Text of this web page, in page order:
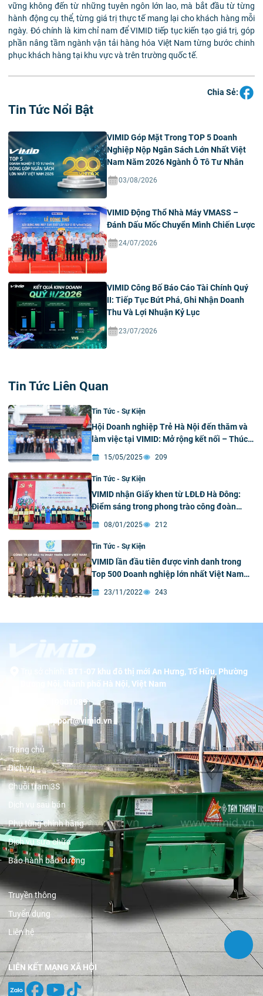
vững không đến từ những tuyên ngôn lớn lao, mà bắt đầu từ từng
hành động cụ thể, từng giá trị thực tế mang lại cho khách hàng mỗi
ngày. Đó chính là kim chỉ nam để VIMID tiếp tục kiến tạo giá trị, góp
phần nâng tầm ngành vận tải hàng hóa Việt Nam từng bước chinh
phục khách hàng tại khu vực và trên trường quốc tế.
Chia Sẻ:
Tin Tức Nổi Bật
VIMID Góp Mặt Trong TOP 5 Doanh
Nghiệp Nộp Ngân Sách Lớn Nhất Việt
Nam Năm 2026 Ngành Ô Tô Tư Nhân
03/08/2026
VIMID Động Thổ Nhà Máy VMASS –
Đánh Dấu Mốc Chuyển Mình Chiến Lược
24/07/2026
VIMID Công Bố Báo Cáo Tài Chính Quý
II: Tiếp Tục Bứt Phá, Ghi Nhận Doanh
Thu Và Lợi Nhuận Kỷ Lục
23/07/2026
Tin Tức Liên Quan
Tin Tức - Sự Kiện
Hội Doanh nghiệp Trẻ Hà Nội đến thăm và
làm việc tại VIMID: Mở rộng kết nối – Thúc
15/05/2025 209
Tin Tức - Sự Kiện
VIMID nhận Giấy khen từ LĐLĐ Hà Đông:
Điểm sáng trong phong trào công đoàn
08/01/2025 212
Tin Tức - Sự Kiện
VIMID lần đầu tiên được vinh danh trong
Top 500 Doanh nghiệp lớn nhất Việt Nam
23/11/2022 243
BT1-07 khu đô thị mới An Hưng, Tố Hữu, Phường
Dương Nội, thành phố Hà Nội, Việt Nam
19001089
support@vimid.vn
Trang chủ
Dịch vụ
Chuỗi trạm 3S
Dịch vụ sau bán
Phụ tùng chính hãng
Dịch vụ sửa chữa
Bảo hành bảo dưỡng
Truyền thông
Tuyển dụng
Liên hệ
LIÊN KẾT MẠNG XÃ HỘI